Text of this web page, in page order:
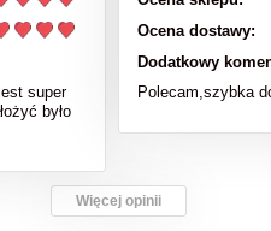
super
było
Ocena dostawy:
Dodatkowy
Polecam,szybka
Więcej opinii